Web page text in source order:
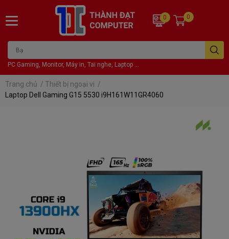
PC Gaming, Monitor, Máy in, Tai nghe, Laptop ...
0 0
Trang chủ / Thiết bị ngoại vi /
Laptop Dell Gaming G15 5530 i9H161W11GR4060